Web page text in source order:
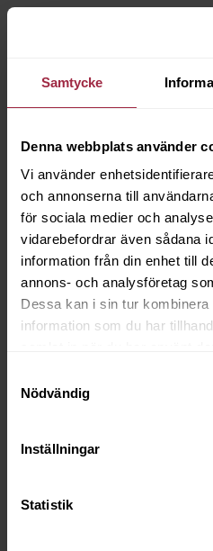
Samtycke
Denna webbplats använder
Vi använder
och annonserna till
för sociala medier och
vidarebefordrar även sådana
information från din enhet till
annons- och analysföretag
Dessa kan i sin tur
information som du har
Nödvändig
Inställningar
Statistik